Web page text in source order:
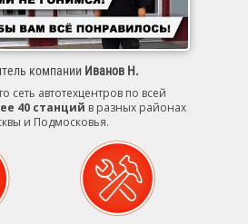
компании Иванов Н.
сеть автотехцентров по всей
40 станций в разных районах
и Подмосковья.